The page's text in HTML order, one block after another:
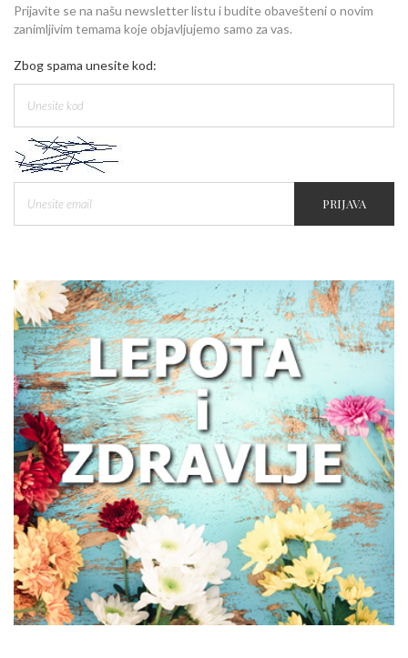
Prijavite se na našu newsletter listu i budite obavešteni o novim
zanimljivim temama koje objavljujemo samo za vas.
Zbog spama unesite kod:
PRIJAVA
Zašto žene treba da obrate pažnju na
zdravlje creva
Kako prepoznati trenutak kada vam je
potreban prečišćivač vazduha?